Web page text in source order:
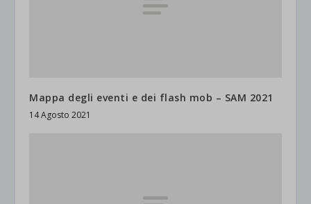
Mappa degli eventi e dei flash mob – SAM 2021
14 Agosto 2021